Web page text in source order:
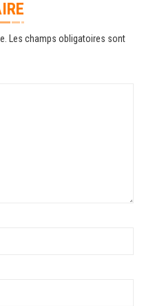
Les champs obligatoires sont